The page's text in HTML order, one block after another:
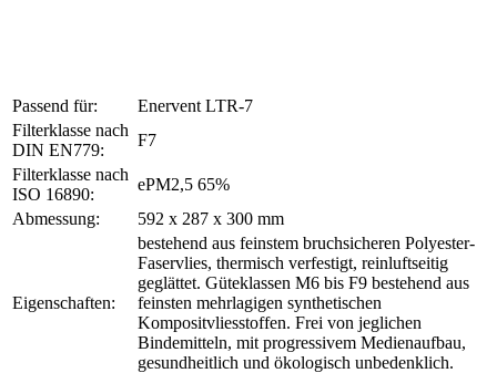
Passend für:
Enervent LTR-7
Filterklasse nach
DIN EN779:
F7
Filterklasse nach
ISO 16890:
ePM2,5 65%
Abmessung:
592 x 287 x 300 mm
Eigenschaften:
bestehend aus feinstem bruchsicheren Polyester-
Faservlies, thermisch verfestigt, reinluftseitig
geglättet. Güteklassen M6 bis F9 bestehend aus
feinsten mehrlagigen synthetischen
Kompositvliesstoffen. Frei von jeglichen
Bindemitteln, mit progressivem Medienaufbau,
gesundheitlich und ökologisch unbedenklich.